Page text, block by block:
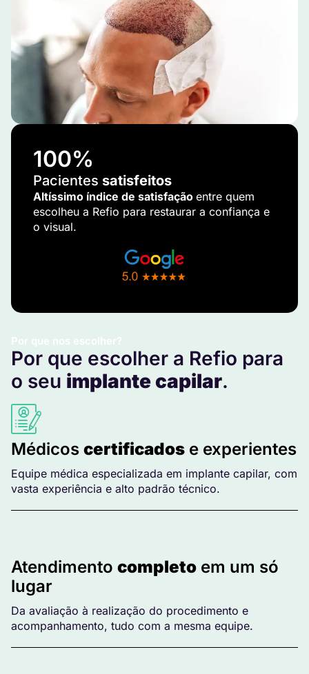
Por que nos escolher?
Por que escolher a Refio para
o seu implante capilar.
Médicos certificados e experientes
Equipe médica especializada em implante capilar, com
vasta experiência e alto padrão técnico.
Atendimento completo em um só
lugar
Da avaliação à realização do procedimento e
acompanhamento, tudo com a mesma equipe.
100%
Pacientes satisfeitos
Altíssimo índice de satisfação entre quem
escolheu a Refio para restaurar a confiança e
o visual.